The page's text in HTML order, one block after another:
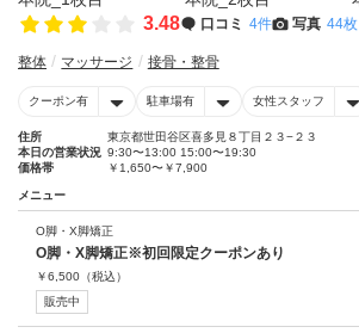
3.48 口コミ 4件 写真 44枚
整体 マッサージ 接骨・整骨
クーポン有 駐車場有 女性スタッフ
住所
東京都世田谷区喜多見８丁目２３−２３
本日の営業状況 9:30〜13:00 15:00〜19:30
価格帯
￥1,650〜￥7,900
メニュー
O脚・X脚矯正
O脚・X脚矯正※初回限定クーポンあり
￥6,500 （税込）
販売中